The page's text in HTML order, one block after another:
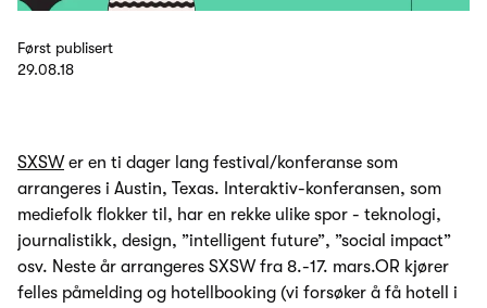
Først publisert
29.08.18
SXSWer en ti dager lang festival/konferanse som
arrangeres i Austin, Texas. Interaktiv-konferansen, som
mediefolk flokker til, har en rekke ulike spor - teknologi,
journalistikk, design, ”intelligent future”, ”social impact”
osv. Neste år arrangeres SXSW fra 8.-17. mars.OR kjører
felles påmelding og hotellbooking (vi forsøker å få hotell i